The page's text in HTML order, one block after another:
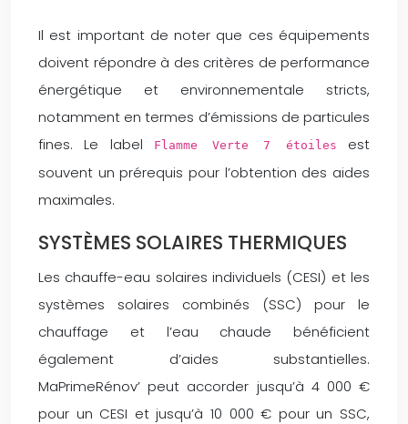
Il est important de noter que ces équipements
doivent répondre à des critères de performance
énergétique et environnementale stricts,
notamment en termes d’émissions de particules
fines. Le label
Flamme Verte 7 étoiles
est
souvent un prérequis pour l’obtention des aides
maximales.
SYSTÈMES SOLAIRES THERMIQUES
Les chauffe-eau solaires individuels (CESI) et les
systèmes solaires combinés (SSC) pour le
chauffage et l’eau chaude bénéficient
également d’aides substantielles.
MaPrimeRénov’ peut accorder jusqu’à 4 000 €
pour un CESI et jusqu’à 10 000 € pour un SSC,